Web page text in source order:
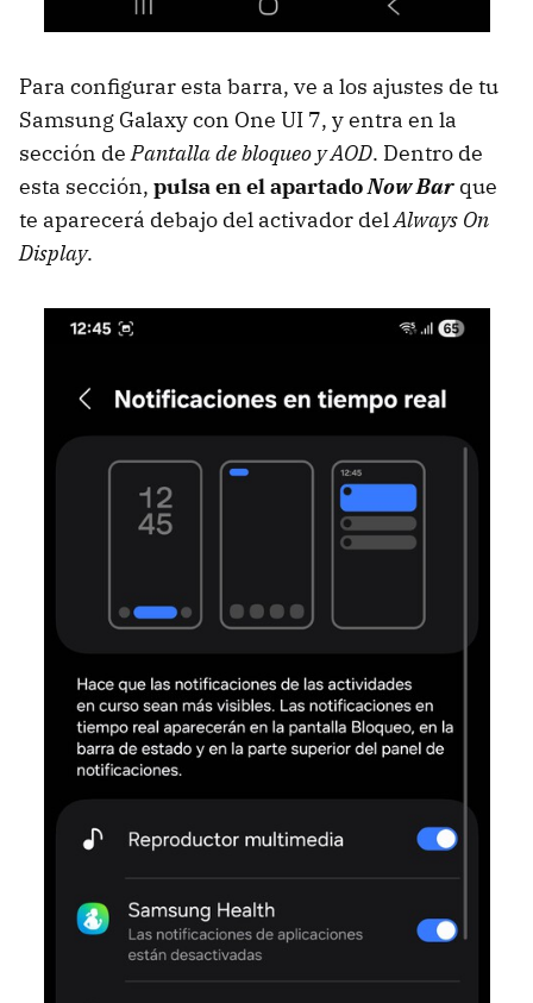
Para configurar esta barra, ve a los ajustes de tu
Samsung Galaxy con One UI 7, y entra en la
sección dePantalla de bloqueo y AOD. Dentro de
esta sección, pulsa en el apartadoNow Bar que
te aparecerá debajo del activador delAlways On
Display.